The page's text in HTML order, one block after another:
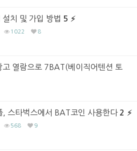
치 및 가입 방법 5
1022 8
열람으로 7BAT(베이직어텐션 토
, 스타벅스에서 BAT코인 사용한다2
568 9